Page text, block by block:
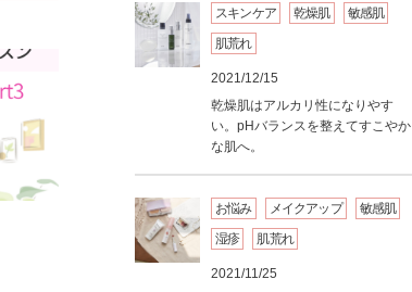
スキンケア 乾燥肌
敏感肌
肌荒れ
2021/12/15
乾燥肌はアルカリ性になりやす
い。pHバランスを整えてすこやか
な肌へ。
お悩み メイクアップ
敏感肌
湿疹
肌荒れ
2021/11/25